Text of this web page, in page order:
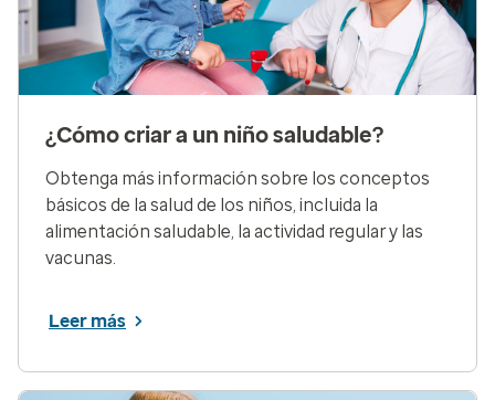
¿Cómo criar a un niño saludable?
Obtenga más información sobre los conceptos
básicos de la salud de los niños, incluida la
alimentación saludable, la actividad regular y las
vacunas.
Leer más